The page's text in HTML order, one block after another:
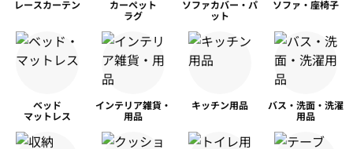
レースカーテン
カーペット
ラグ
ソファカバー・パ
ット
ソファ・座椅子
ベッド
マットレス
インテリア雑貨・
用品
キッチン用品
バス・洗面・洗濯
用品